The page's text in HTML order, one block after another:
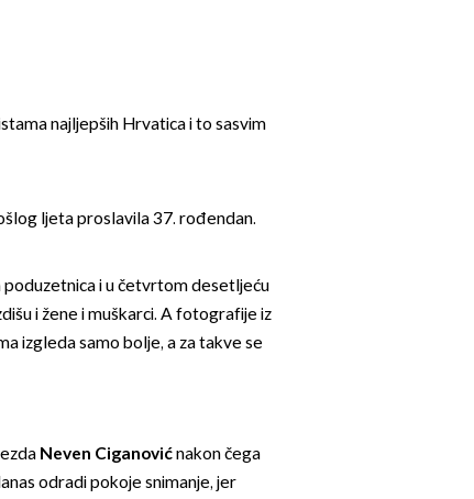
najljepših Hrvatica i to sasvim
ljeta proslavila 37. rođendan.
poduzetnica i u četvrtom desetljeću
i žene i muškarci. A fotografije iz
izgleda samo bolje, a za takve se
Neven Ciganovićnakon čega
odradi pokoje snimanje, jer
OMOGUĆI OBAVIJESTI